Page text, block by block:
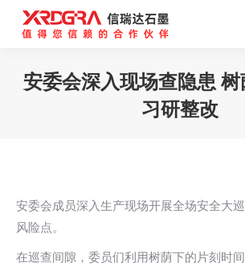
安委会深入现场查隐患
习研整改
安委会成员深入生产现场开展全场安全大
风险点。
在巡查间隙，委员们利用树荫下的片刻时